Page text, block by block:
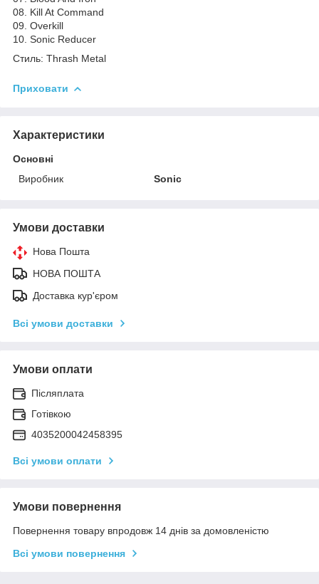
08. Kill At Command
09. Overkill
10. Sonic Reducer
Стиль: Thrash Metal
Приховати
Характеристики
Основні
Виробник
Sonic
Умови доставки
Нова Пошта
НОВА ПОШТА
Доставка кур'єром
Всі умови доставки
Умови оплати
Післяплата
Готівкою
4035200042458395
Всі умови оплати
Умови повернення
Повернення товару впродовж 14 днів за домовленістю
Всі умови повернення